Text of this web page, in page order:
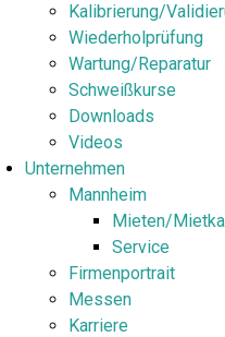
Kalibrierung/
Wiederholprüfung
Wartung/Reparatur
Schweißkurse
Downloads
Videos
Unternehmen
Mannheim
Mieten/
Service
Firmenportrait
Messen
Karriere